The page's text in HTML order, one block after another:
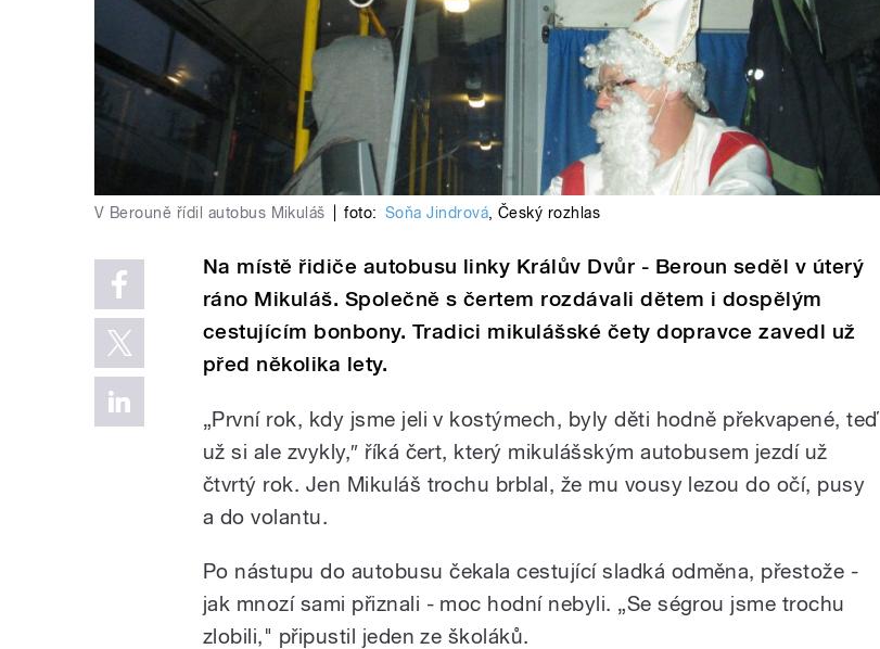
V Berouně řídil autobus Mikuláš foto: Soňa Jindrová, Český rozhlas
Na místě řidiče autobusu linky Králův Dvůr - Beroun seděl v úterý
ráno Mikuláš. Společně s čertem rozdávali dětem i dospělým
cestujícím bonbony. Tradici mikulášské čety dopravce zavedl už
před několika lety.
„První rok, kdy jsme jeli v kostýmech, byly děti hodně překvapené, teď
už si ale zvykly,″ říká čert, který mikulášským autobusem jezdí už
čtvrtý rok. Jen Mikuláš trochu brblal, že mu vousy lezou do očí, pusy
a do volantu.
Po nástupu do autobusu čekala cestující sladká odměna, přestože -
jak mnozí sami přiznali - moc hodní nebyli. „Se ségrou jsme trochu
zlobili," připustil jeden ze školáků.